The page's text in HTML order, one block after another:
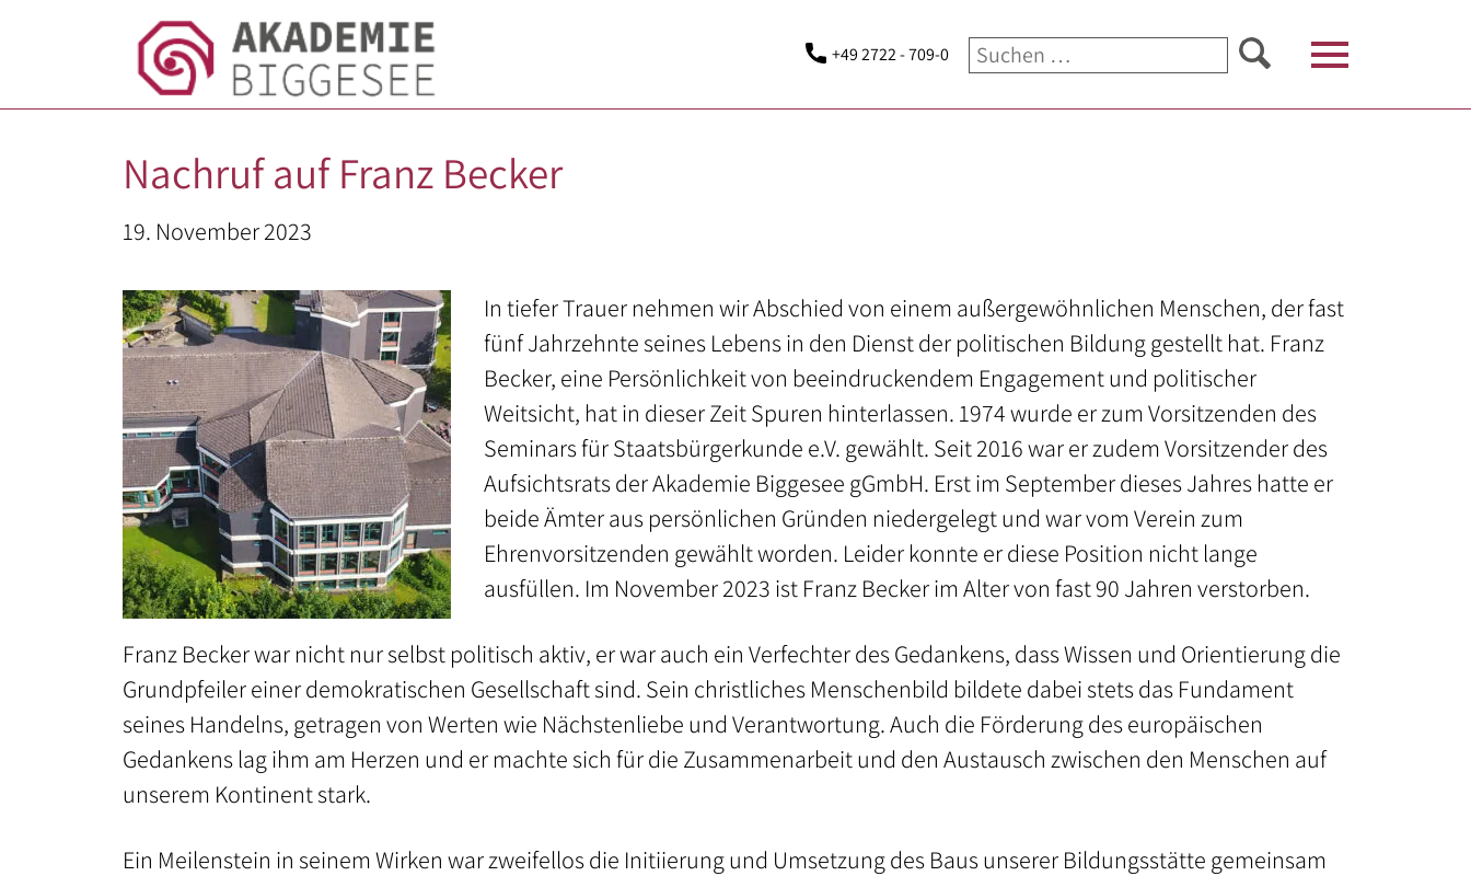
+49 2722 - 709-0
Suchen
nach:
Aufsichtsrat
Zertifizierung
Impressionen
SEMINARANGEBOT
Seminarprogramm
Nachruf auf Franz Becker
19. November 2023
In tiefer Trauer nehmen wir Abschied von einem außergewöhnlichen Menschen, der fast
fünf Jahrzehnte seines Lebens in den Dienst der politischen Bildung gestellt hat. Franz
Becker, eine Persönlichkeit von beeindruckendem Engagement und politischer
Weitsicht, hat in dieser Zeit Spuren hinterlassen. 1974 wurde er zum Vorsitzenden des
Seminars für Staatsbürgerkunde e.V. gewählt. Seit 2016 war er zudem Vorsitzender des
Aufsichtsrats der Akademie Biggesee gGmbH. Erst im September dieses Jahres hatte er
beide Ämter aus persönlichen Gründen niedergelegt und war vom Verein zum
Ehrenvorsitzenden gewählt worden. Leider konnte er diese Position nicht lange
ausfüllen. Im November 2023 ist Franz Becker im Alter von fast 90 Jahren verstorben.
Franz Becker war nicht nur selbst politisch aktiv, er war auch ein Verfechter des Gedankens, dass Wissen und Orientierung die
Grundpfeiler einer demokratischen Gesellschaft sind. Sein christliches Menschenbild bildete dabei stets das Fundament
seines Handelns, getragen von Werten wie Nächstenliebe und Verantwortung. Auch die Förderung des europäischen
Gedankens lag ihm am Herzen und er machte sich für die Zusammenarbeit und den Austausch zwischen den Menschen auf
unserem Kontinent stark.
Ein Meilenstein in seinem Wirken war zweifellos die Initiierung und Umsetzung des Baus unserer Bildungsstätte gemeinsam